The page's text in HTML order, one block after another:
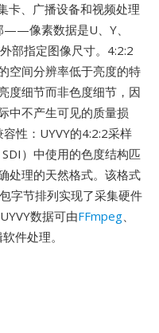
卡、广播设备和视频处理
——像素数据是U、Y、
部指定图像尺寸。4:2:2
空间分辨率低于亮度的特
度细节而非色度细节，因
中不产生可见的质量损
性：UYVY的4:2:2采样
）中使用的色度结构匹
处理的天然格式。该格式
字节排列实现了采集硬件
数据可由FFmpeg、
件处理。